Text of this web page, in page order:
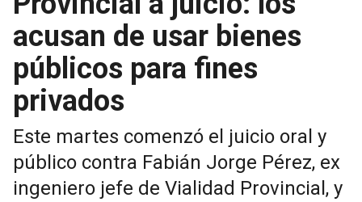
acusan de usar bienes
públicos para fines
privados
Este martes comenzó el juicio oral y
público contra Fabián Jorge Pérez, ex
ingeniero jefe de Vialidad Provincial, y